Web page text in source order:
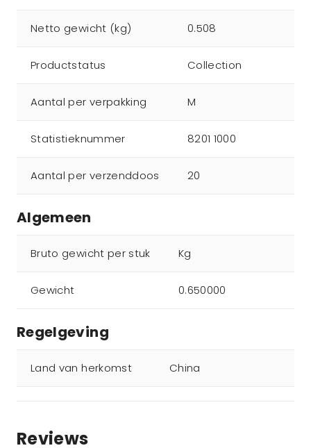
Netto gewicht (kg) 0.508
Productstatus Collection
Aantal per verpakking M
Statistieknummer 8201 1000
Aantal per verzenddoos 20
Algemeen
Bruto gewicht per stuk Kg
Gewicht 0.650000
Regelgeving
Land van herkomst China
Reviews